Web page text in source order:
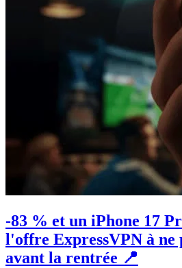
-83 % et un iPhone 17
l'offre ExpressVPN à ne
avant la rentrée 📍